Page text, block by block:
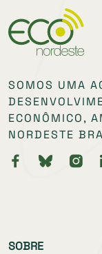
SOMOS UMA
ECONÔMICO,
NORDESTE
SOBRE